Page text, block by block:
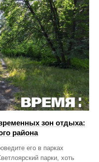
зон отдыха:
района
его в парках
парки, хоть